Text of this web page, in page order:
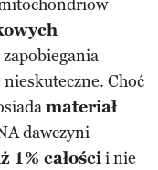
Choć
materiał
dawczyni
1% całościi nie